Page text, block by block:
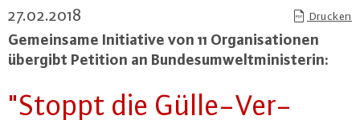
27.02.2018 Drucken
Ge­mein­sa­me In­itia­ti­ve von 11 Or­ga­ni­sa­tio­nen
übergibt Petition an Bun­des­um­welt­mi­nis­te­rin:
"Stoppt die Gül­le-Ver­